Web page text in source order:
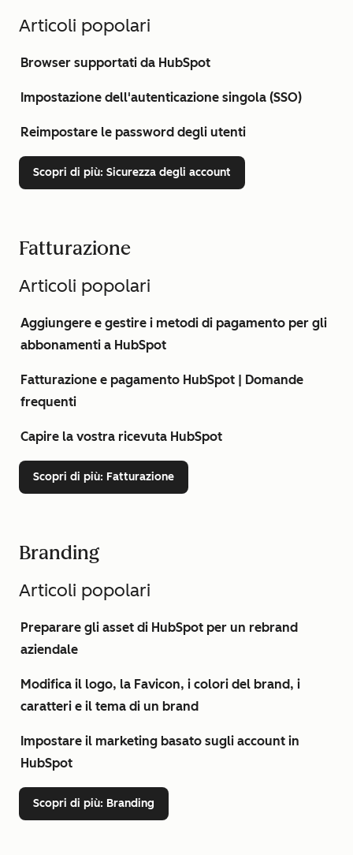
Articoli popolari
Browser supportati da HubSpot
Impostazione dell'autenticazione singola (SSO)
Reimpostare le password degli utenti
Scopri di più: Sicurezza degli account
Fatturazione
Articoli popolari
Aggiungere e gestire i metodi di pagamento per gli
abbonamenti a HubSpot
Fatturazione e pagamento HubSpot | Domande
frequenti
Capire la vostra ricevuta HubSpot
Scopri di più: Fatturazione
Branding
Articoli popolari
Preparare gli asset di HubSpot per un rebrand
aziendale
Modifica il logo, la Favicon, i colori del brand, i
caratteri e il tema di un brand
Impostare il marketing basato sugli account in
HubSpot
Scopri di più: Branding